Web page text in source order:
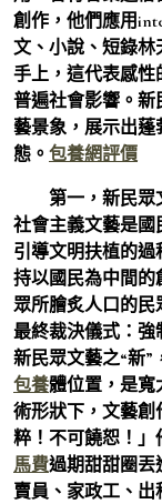
創作，他們應用
文、小說、短錄
手上，這代表感
普遍社會影響。
藝景象，展示出
態。 包養網評價
第一，新民眾
社會主義文藝是
引導文明扶植的
持以國民為中間
眾所膾炙人口的民
最終裁決儀式：強
新民眾文藝之“新
包養體位置，是寬
術形狀下，文藝
粹！不可饒恕！」
馬費過期甜甜圈丟
賣員、家政工、出